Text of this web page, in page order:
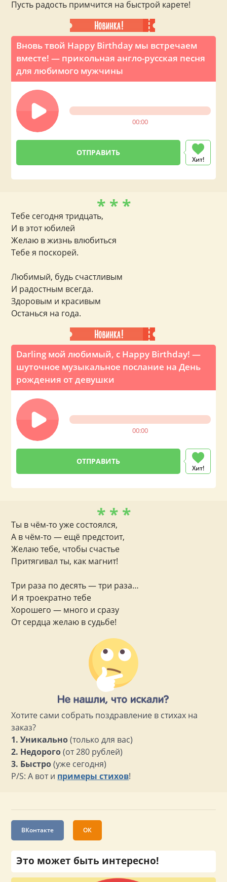
Вновь твой Happy Birthday мы встречаем
вместе! — прикольная англо-русская песня
для любимого мужчины
00:00
Хит!
Пусть радость примчится на быстрой карете!
Darling мой любимый, с Happy Birthday! —
шуточное музыкальное послание на День
рождения от девушки
00:00
Хит!
* * *
Тебе сегодня тридцать,
И в этот юбилей
Желаю в жизнь влюбиться
Тебе я поскорей.
Любимый, будь счастливым
И радостным всегда.
Здоровым и красивым
Останься на года.
* * *
Ты в чём-то уже состоялся,
А в чём-то — ещё предстоит,
Желаю тебе, чтобы счастье
Притягивал ты, как магнит!
Три раза по десять — три раза…
И я троекратно тебе
Хорошего — много и сразу
От сердца желаю в судьбе!
Хотите сами собрать поздравление в стихах на
заказ?
1. Уникально(только для вас)
2. Недорого(от 280 рублей)
3. Быстро(уже сегодня)
P/S: А вот и примеры стихов!
ВКонтакте ОК
Это может быть интересно!